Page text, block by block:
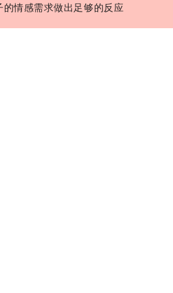
情感需求做出足够的反应